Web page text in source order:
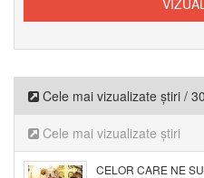
Cele mai vizualizate știri /
Cele mai vizualizate știri
CELOR CARE NE